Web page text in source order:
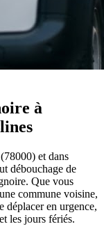
à
et dans
débouchage de
Que vous
commune voisine,
déplacer en urgence,
les jours fériés.